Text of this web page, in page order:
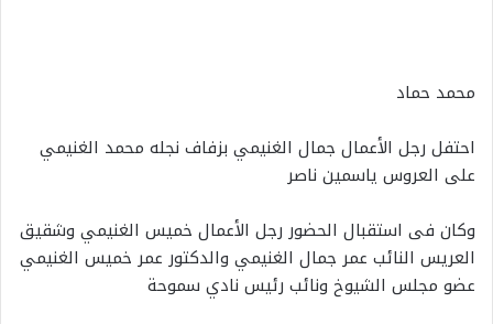
محمد حماد
احتفل رجل الأعمال جمال الغنيمي بزفاف نجله محمد الغنيمي
على العروس ياسمين ناصر
وكان فى استقبال الحضور رجل الأعمال خميس الغنيمي وشقيق
العريس النائب عمر جمال الغنيمي والدكتور عمر خميس الغنيمي
عضو مجلس الشيوخ ونائب رئيس نادي سموحة